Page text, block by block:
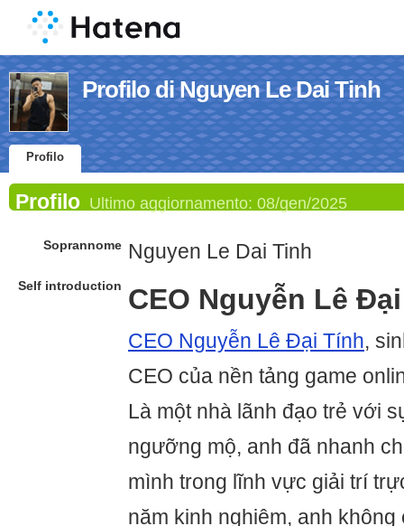
Profilo di Nguyen Le Dai Tinh
Profilo
Profilo Ultimo aggiornamento: 08/gen/2025
Soprannome Nguyen Le Dai Tinh
Self introduction CEO Nguyễn Lê
CEO Nguyễn Lê Đại Tính,
CEO của nền tảng game
Là một nhà lãnh đạo trẻ với
ngưỡng mộ, anh đã nhanh
mình trong lĩnh vực giải trí
năm kinh nghiệm, anh